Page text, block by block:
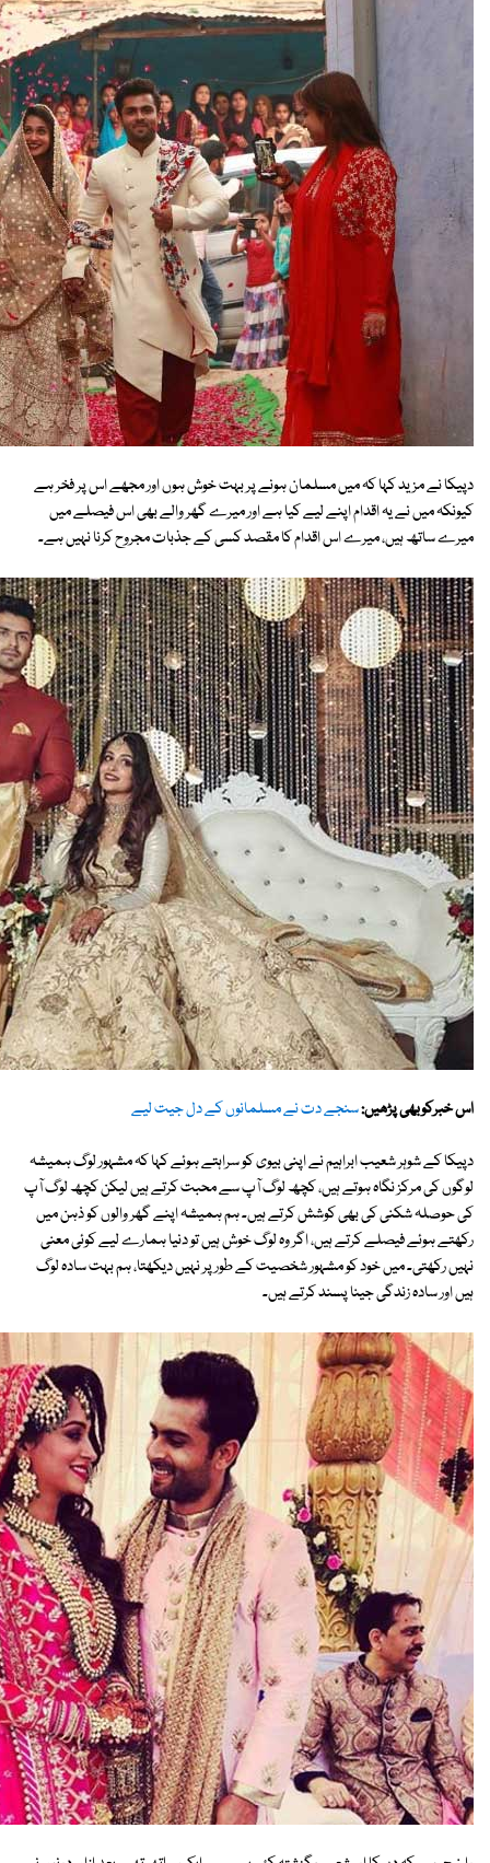
دپیکا نے مزید کہا کہ میں مسلمان ہونے پر بہت خوش ہوں اور مجھے اس پر فخر ہے
کیونکہ میں نے یہ اقدام اپنے لیے کیا ہے اور میرے گھر والے بھی اس فیصلے میں
میرے ساتھ ہیں، میرے اس اقدام کا مقصد کسی کے جذبات مجروح کرنا نہیں ہے۔
اس خبرکوبھی پڑھیں:سنجے دت نے مسلمانوں کے دل جیت لیے
دپیکا کے شوہر شعیب ابراہیم نے اپنی بیوی کو سراہتے ہوئے کہا کہ مشہور لوگ ہمیشہ
لوگوں کی مرکز نگاہ ہوتے ہیں، کچھ لوگ آپ سے محبت کرتے ہیں لیکن کچھ لوگ آپ
کی حوصلہ شکنی کی بھی کوشش کرتے ہیں۔ ہم ہمیشہ اپنے گھر والوں کو ذہن میں
رکھتے ہوئے فیصلے کرتے ہیں، اگر وہ لوگ خوش ہیں تو دنیا ہمارے لیے کوئی معنی
نہیں رکھتی۔ میں خود کو مشہور شخصیت کے طور پر نہیں دیکھتا، ہم بہت سادہ لوگ
ہیں اور سادہ زندگی جینا پسند کرتے ہیں۔